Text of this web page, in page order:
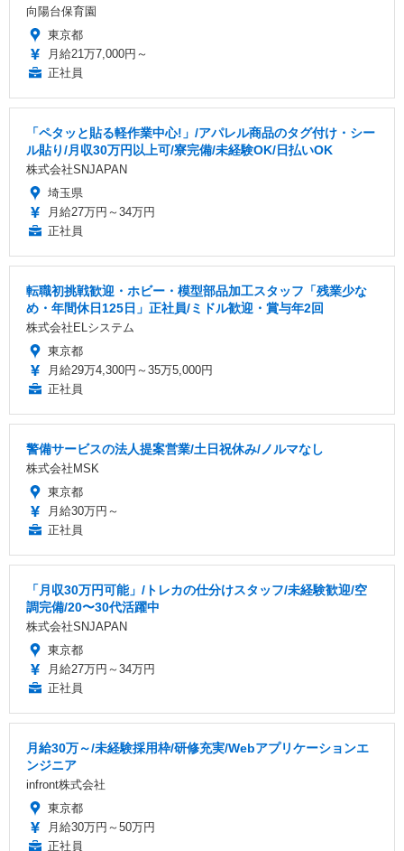
向陽台保育園
東京都
月給21万7,000円～
正社員
「ペタッと貼る軽作業中心!」/アパレル商品のタグ付け・シー
ル貼り/月収30万円以上可/寮完備/未経験OK/日払いOK
株式会社SNJAPAN
埼玉県
月給27万円～34万円
正社員
転職初挑戦歓迎・ホビー・模型部品加工スタッフ「残業少な
め・年間休日125日」正社員/ミドル歓迎・賞与年2回
株式会社ELシステム
東京都
月給29万4,300円～35万5,000円
正社員
警備サービスの法人提案営業/土日祝休み/ノルマなし
株式会社MSK
東京都
月給30万円～
正社員
「月収30万円可能」/トレカの仕分けスタッフ/未経験歓迎/空
調完備/20〜30代活躍中
株式会社SNJAPAN
東京都
月給27万円～34万円
正社員
月給30万～/未経験採用枠/研修充実/Webアプリケーションエ
ンジニア
infront株式会社
東京都
月給30万円～50万円
正社員